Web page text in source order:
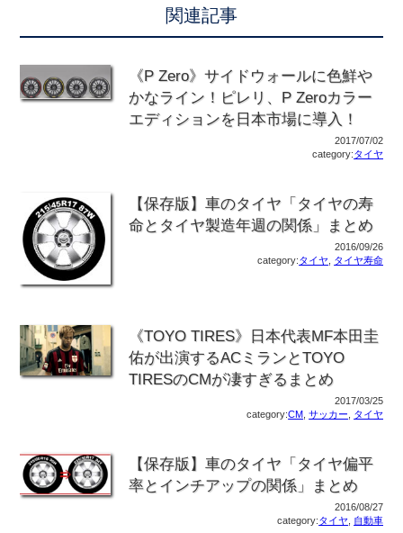
関連記事
《P Zero》サイドウォールに色鮮や
かなライン！ピレリ、P Zeroカラー
エディションを日本市場に導入！
2017/07/02
category:タイヤ
【保存版】車のタイヤ「タイヤの寿
命とタイヤ製造年週の関係」まとめ
2016/09/26
category:タイヤ, タイヤ寿命
《TOYO TIRES》日本代表MF本田圭
佑が出演するACミランとTOYO
TIRESのCMが凄すぎるまとめ
2017/03/25
category:CM ,サッカー タイヤ
【保存版】車のタイヤ「タイヤ偏平
率とインチアップの関係」まとめ
2016/08/27
category:タイヤ 自動車